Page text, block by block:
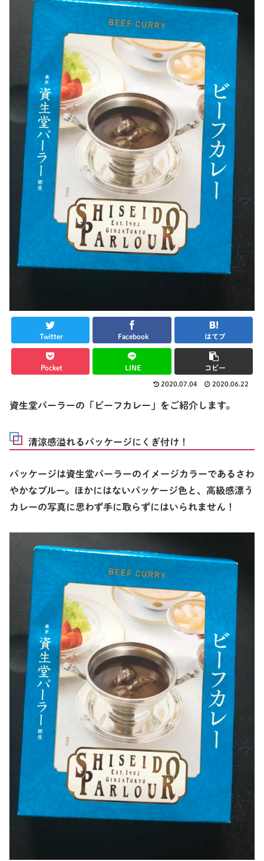
Twitter Facebook はてブ
Pocket LINE コピー
2020.07.04 2020.06.22
資生堂パーラーの「ビーフカレー」をご紹介します。
清涼感溢れるパッケージにくぎ付け！
パッケージは資生堂パーラーのイメージカラーであるさわ
やかなブルー。ほかにはないパッケージ色と、高級感漂う
カレーの写真に思わず手に取らずにはいられません！